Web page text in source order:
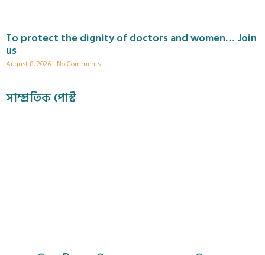
To protect the dignity of doctors and women… Join
us
August 8, 2026 No Comments
সাম্প্রতিক পোস্ট